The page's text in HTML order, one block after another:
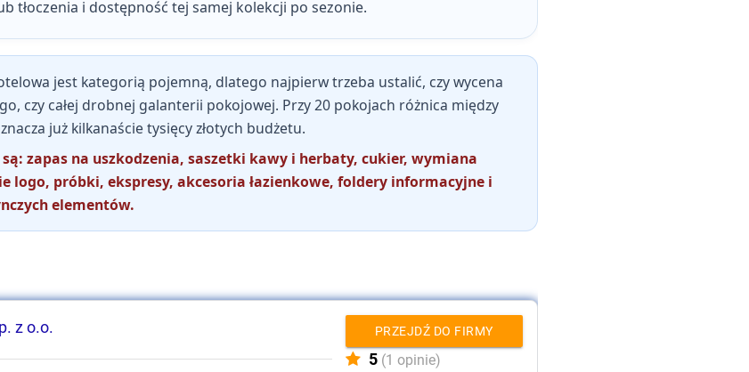
tłoczenia i dostępność tej samej kolekcji po sezonie.
jest kategorią pojemną, dlatego najpierw trzeba ustalić, czy wycena
czy całej drobnej galanterii pokojowej. Przy 20 pokojach różnica między
już kilkanaście tysięcy złotych budżetu.
zapas na uszkodzenia, saszetki kawy i herbaty, cukier, wymiana
logo, próbki, ekspresy, akcesoria łazienkowe, foldery informacyjne i
elementów.
z o.o. PRZEJDŹ DO FIRMY
5 (1 opinie)